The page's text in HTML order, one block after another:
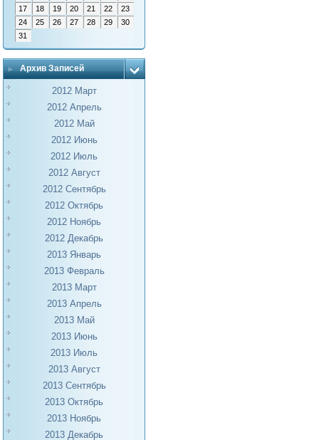
17
18 19 20 21 22
23
24
25 26 27 28 29
30
31
Архив Записей
2012 Март
2012 Апрель
2012 Май
2012 Июнь
2012 Июль
2012 Август
2012 Сентябрь
2012 Октябрь
2012 Ноябрь
2012 Декабрь
2013 Январь
2013 Февраль
2013 Март
2013 Апрель
2013 Май
2013 Июнь
2013 Июль
2013 Август
2013 Сентябрь
2013 Октябрь
2013 Ноябрь
2013 Декабрь